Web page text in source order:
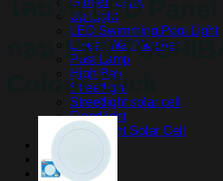
Up Light
LED Swimming Pool Light
Linear Wall Washer
Post Lamp
High Bay
Streetlight
Streetlight solar cell
Floodlight
Floodlight Solar Cell
ผลงาน
Article
Contact Us
โคมไฟ LED Panel
กลม 15W
Colour Click